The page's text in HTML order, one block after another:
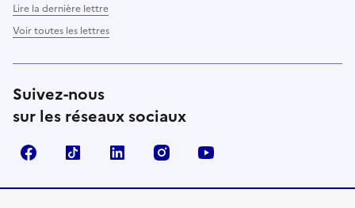
Lire la dernière lettre
Voir toutes les lettres
Suivez-nous
sur les réseaux sociaux
FacebookTikTok LinkedIn Instagram